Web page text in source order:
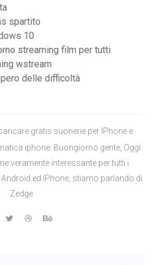
spartito
10
streaming film per tutti
wstream
delle difficoltà
gratis suonerie per IPhone e
iphone. Buongiorno gente, Oggi
veramente interessante per tutti i
ed IPhone, stiamo parlando di
Zedge